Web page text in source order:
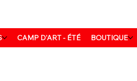
CAMP D'ART - ÉTÉ BOUTIQUE